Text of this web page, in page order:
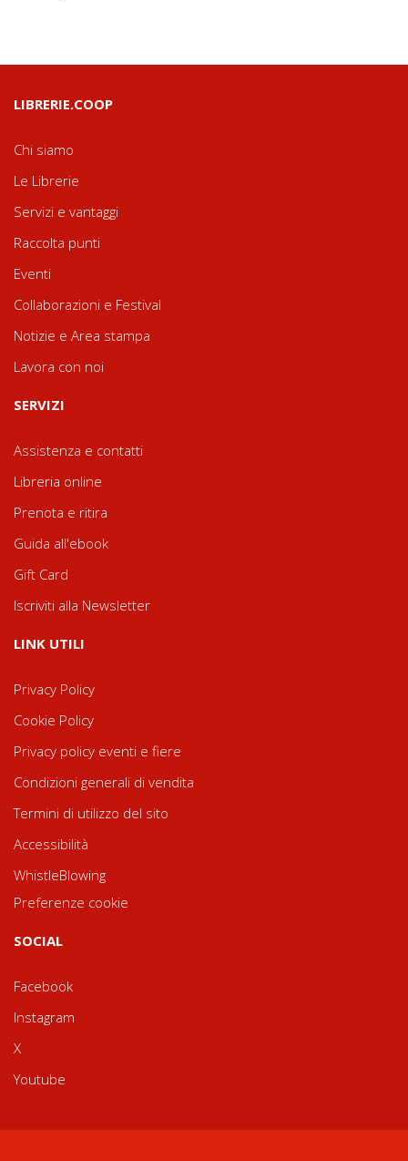
LIBRERIE.COOP
Chi siamo
Le Librerie
Servizi e vantaggi
Raccolta punti
Eventi
Collaborazioni e Festival
Notizie e Area stampa
Lavora con noi
SERVIZI
Assistenza e contatti
Libreria online
Prenota e ritira
Guida all'ebook
Gift Card
Iscriviti alla Newsletter
LINK UTILI
Privacy Policy
Cookie Policy
Privacy policy eventi e fiere
Condizioni generali di vendita
Termini di utilizzo del sito
Accessibilità
WhistleBlowing
Preferenze cookie
SOCIAL
Facebook
Instagram
X
Youtube